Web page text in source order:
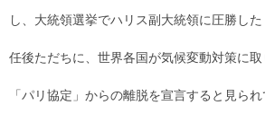
し、大統領選挙でハリス副大統領に圧勝し
任後ただちに、世界各国が気候変動対策に
「パリ協定」からの離脱を宣言すると見られ